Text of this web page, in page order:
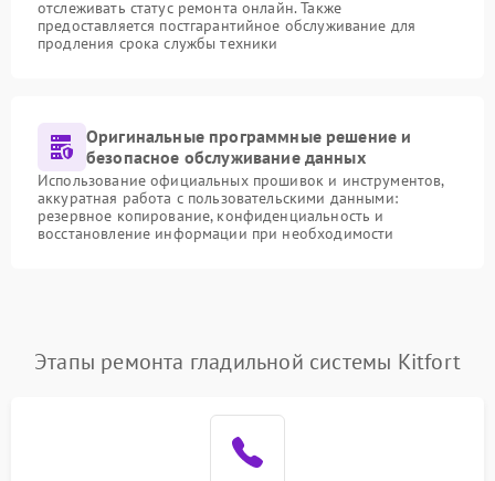
отслеживать статус ремонта онлайн. Также
предоставляется постгарантийное обслуживание для
продления срока службы техники
Оригинальные программные решение и
безопасное обслуживание данных
Использование официальных прошивок и инструментов,
аккуратная работа с пользовательскими данными:
резервное копирование, конфиденциальность и
восстановление информации при необходимости
Этапы ремонта гладильной системы Kitfort